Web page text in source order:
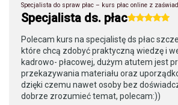
Specjalista do spraw płac – kurs płac online z
Specjalista ds. płac
Polecam kurs na specjalistę ds płac
które chcą zdobyć praktyczną wiedzę i
kadrowo- płacowej, dużym atutem jest
przekazywania materiału oraz
dzięki czemu nawet osoby bez
dobrze zrozumieć temat, polecam:))